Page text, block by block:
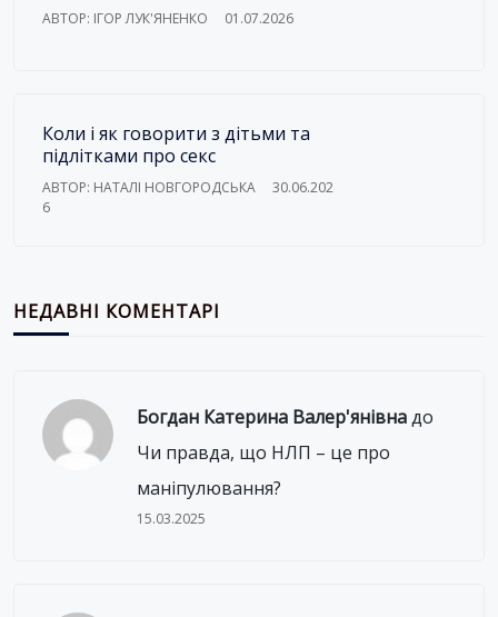
АВТОР: ІГОР ЛУК'ЯНЕНКО 01.07.2026
Коли і як говорити з дітьми та
підлітками про секс
АВТОР: НАТАЛІ НОВГОРОДСЬКА
30.06.202
6
НЕДАВНІ КОМЕНТАРІ
Богдан Катерина Валер'янівнадо
Чи правда, що НЛП – це про
маніпулювання?
15.03.2025